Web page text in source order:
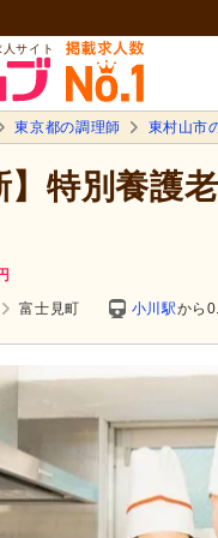
サイト
東京都の調理師 東村山市
】特別養護
富士見町 小川駅から